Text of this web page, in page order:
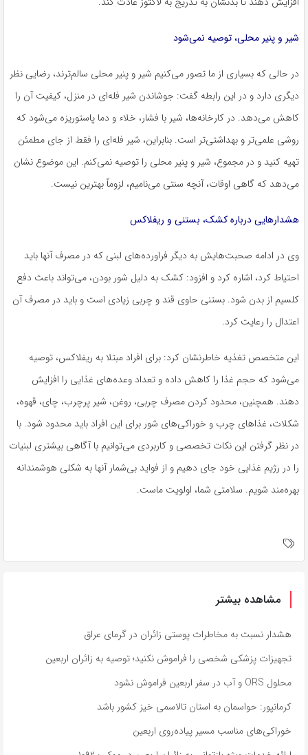
شیر و پنیر محلی، توصیه نمی‌شود
در حالی که بسیاری از ما تصور می‌کنیم شیر و پنیر محلی سالم‌ترند، رضایی نظر
دیگری دارد و در این رابطه گفت: جوشاندن شیر فله‌ای در منزل، کیفیت آن را
کاهش می‌دهد. در کارخانه‌ها، شیر با فشار، خلاء و دما پاستوریزه می‌شود که
روشی علمی‌تر و بهداشتی‌تر است. بنابراین، شیر فله‌ای را فقط از جای مطمئن
تهیه کنید و در مجموع، شیر و پنیر محلی را توصیه نمی‌کنم. این موضوع نشان
می‌دهد که گاهی اوقات، آنچه سنتی می‌نامیم، لزوماً بهترین نیست.
هشدارهایی درباره کشک، بستنی و ریفلاکس
وی در ادامه صحبت‌هایش به دیگر فراورده‌های لبنی که در مصرف آنها باید
احتیاط کرد، اشاره کرد و افزود: کشک به دلیل شور بودن، می‌تواند باعث دفع
کلسیم از بدن شود. بستنی حاوی قند و چربی زیادی است و باید در مصرف آن
اعتدال را رعایت کرد.
این متخصص تغذیه خاطرنشان کرد: برای افراد مبتلا به ریفلاکس، توصیه
می‌شود که حجم غذا را کاهش داده و تعداد وعده‌های غذایی را افزایش
دهند. همچنین، محدود کردن مصرف چربی، روغن، شیر پرچرب، چای، قهوه،
شکلات، غذاهای چرب و خوراکی‌های شور برای این افراد باید محدود شود. با
در نظر گرفتن این نکات تخصصی و کاربردی می‌توانیم با آگاهی بیشتری لبنیات
را در رژیم غذایی خود جای دهیم و از فواید بی‌شمار آنها به شکلی هوشمندانه
بهره‌مند شویم. سلامتی شما، اولویت ماست.
مشاهده بیشتر
هشدار نسبت به مخاطرات پوستی زائران در گرمای عراق
تجهیزات پزشکی شخصی را فراموش نکنید؛ توصیه به زائران اربعین
محلول ORS و آب در سفر اربعین فراموش نشود
کرمانپور: حواسمان به استان تالاسمی خیز کشور باشد
خوراکی‌های مناسب مسیر پیاده‌روی اربعین